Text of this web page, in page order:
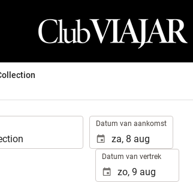
Datum van aankomst
Datum van vertrek